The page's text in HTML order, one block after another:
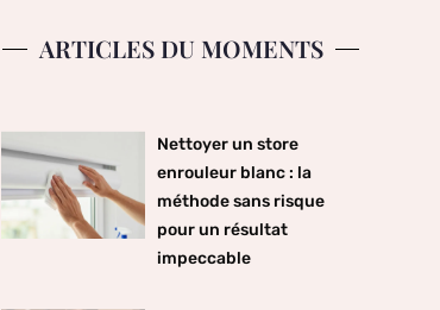
ARTICLES DU MOMENTS
Nettoyer un store
enrouleur blanc : la
méthode sans risque
pour un résultat
impeccable